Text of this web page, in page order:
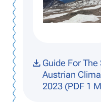
Guide For
Austrian
2023 (PDF 1